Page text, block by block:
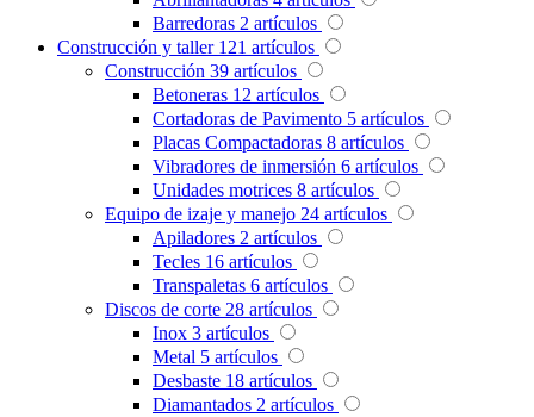
Barredoras 2 artículos
Construcción y taller 121 artículos
Construcción 39 artículos
Betoneras 12 artículos
Cortadoras de Pavimento 5 artículos
Placas Compactadoras 8 artículos
Vibradores de inmersión 6 artículos
Unidades motrices 8 artículos
Equipo de izaje y manejo 24 artículos
Apiladores 2 artículos
Tecles 16 artículos
Transpaletas 6 artículos
Discos de corte 28 artículos
Inox 3 artículos
Metal 5 artículos
Desbaste 18 artículos
Diamantados 2 artículos